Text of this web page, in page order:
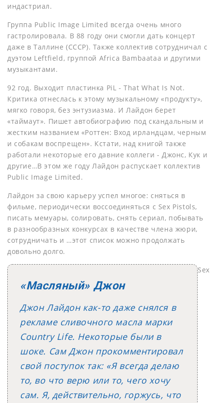
индастриал.
Группа Public Image Limited всегда очень много
гастролировала. В 88 году они смогли дать концерт
даже в Таллине (СССР). Также коллектив сотрудничал с
дуэтом Leftfield, группой Africa Bambaataa и другими
музыкантами.
92 год. Выходит пластинка PiL - That What Is Not.
Критика отнеслась к этому музыкальному «продукту»,
мягко говоря, без энтузиазма. И Лайдон берет
«таймаут». Пишет автобиографию под скандальным и
жестким названием «Роттен: Вход ирландцам, черным
и собакам воспрещен». Кстати, над книгой также
работали некоторые его давние коллеги - Джонс, Кук и
другие…В этом же году Лайдон распускает коллектив
Public Image Limited.
Лайдон за свою карьеру успел многое: сняться в
фильме, периодически воссоединяться с Sex Pistols,
писать мемуары, солировать, снять сериал, побывать
в разнообразных конкурсах в качестве члена жюри,
сотрудничать и …этот список можно продолжать
довольно долго.
«Масляный» Джон
Джон Лайдон как-то даже снялся в
рекламе сливочного масла марки
Country Life. Некоторые были в
шоке. Сам Джон прокомментировал
свой поступок так: «Я всегда делаю
то, во что верю или то, чего хочу
сам. Я, действительно, горжусь, что
Sex